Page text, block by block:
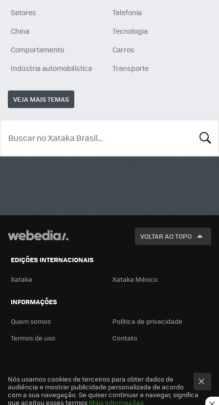
Setores
Telefonia
China
Tecnologia
Comportamento
Carros
Indústria automobilística
Transporte
VEJA MAIS TEMAS
VOLTAR AO TOPO
EDIÇÕES INTERNACIONAIS
Xataka Xataka México
INFORMAÇÕES
Quem somos
Política de privacidade
Termos de uso
Contato
Nós usamos cookies de terceiros para obter dados de
audiência e mostrar publicidade personalizada de acordo
com a sua navegação. Se quiser continuar a navegar, significa
que aceitou esses termos Mais informações